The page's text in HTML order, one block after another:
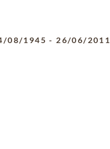
08/1945 - 26/06/2011